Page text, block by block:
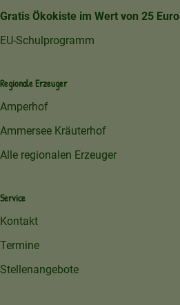
Gratis Ökokiste im Wert von 25 Euro
EU-Schulprogramm
Regionale Erzeuger
Amperhof
Ammersee Kräuterhof
Alle regionalen Erzeuger
Service
Kontakt
Termine
Stellenangebote